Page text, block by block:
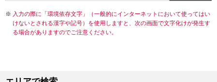
入力の際に「環境依存文字」（一般的にインターネットにおいて使ってはい
けないとされる漢字や記号）を使用しますと、次の画面で文字化けが発生す
る場合がありますのでご注意ください。